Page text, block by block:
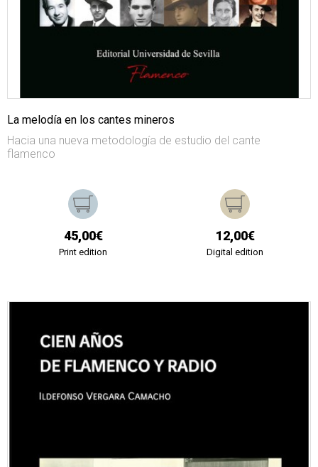
La melodía en los cantes mineros
Hacia una nueva metodología de estudio del cante
flamenco
45,00€
Print edition
12,00€
Digital edition